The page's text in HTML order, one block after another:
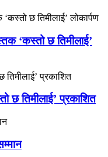
‘कस्तो छ तिमीलाई’
छ तिमीलाई’ प्रकाशित